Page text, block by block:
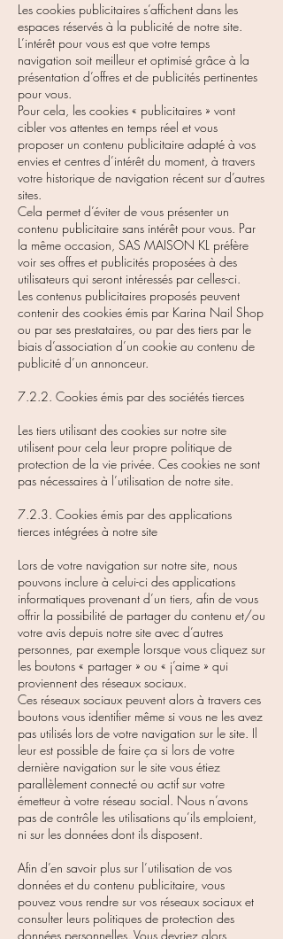
Les cookies publicitaires s’affichent dans les
espaces réservés à la publicité de notre site.
L’intérêt pour vous est que votre temps
navigation soit meilleur et optimisé grâce à la
présentation d’offres et de publicités pertinentes
pour vous.
Pour cela, les cookies « publicitaires » vont
cibler vos attentes en temps réel et vous
proposer un contenu publicitaire adapté à vos
envies et centres d’intérêt du moment, à travers
votre historique de navigation récent sur d’autres
sites.
Cela permet d’éviter de vous présenter un
contenu publicitaire sans intérêt pour vous. Par
la même occasion, SAS MAISON KL préfère
voir ses offres et publicités proposées à des
utilisateurs qui seront intéressés par celles-ci.
Les contenus publicitaires proposés peuvent
contenir des cookies émis par Karina Nail Shop
ou par ses prestataires, ou par des tiers par le
biais d’association d’un cookie au contenu de
publicité d’un annonceur.
7.2.2. Cookies émis par des sociétés tierces
Les tiers utilisant des cookies sur notre site
utilisent pour cela leur propre politique de
protection de la vie privée. Ces cookies ne sont
pas nécessaires à l’utilisation de notre site.
7.2.3. Cookies émis par des applications
tierces intégrées à notre site
Lors de votre navigation sur notre site, nous
pouvons inclure à celui-ci des applications
informatiques provenant d’un tiers, afin de vous
offrir la possibilité de partager du contenu et/ou
votre avis depuis notre site avec d’autres
personnes, par exemple lorsque vous cliquez sur
les boutons « partager » ou « j’aime » qui
proviennent des réseaux sociaux.
Ces réseaux sociaux peuvent alors à travers ces
boutons vous identifier même si vous ne les avez
pas utilisés lors de votre navigation sur le site. Il
leur est possible de faire ça si lors de votre
dernière navigation sur le site vous étiez
parallèlement connecté ou actif sur votre
émetteur à votre réseau social. Nous n’avons
pas de contrôle les utilisations qu’ils emploient,
ni sur les données dont ils disposent.
Afin d’en savoir plus sur l’utilisation de vos
données et du contenu publicitaire, vous
pouvez vous rendre sur vos réseaux sociaux et
consulter leurs politiques de protection des
données personnelles. Vous devriez alors